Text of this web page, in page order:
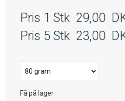
Pris 1 Stk 29,00
Pris 5 Stk 23,00
Få på lager